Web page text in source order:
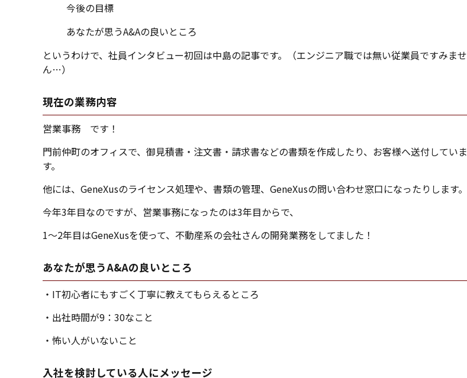
今後の目標
あなたが思うA&Aの良いところ
というわけで、社員インタビュー初回は中島の記事です。（エンジニア職では無い従業員ですみませ
ん…）
現在の業務内容
営業事務 です！
門前仲町のオフィスで、御見積書・注文書・請求書などの書類を作成したり、お客様へ送付していま
す。
他には、GeneXusのライセンス処理や、書類の管理、GeneXusの問い合わせ窓口になったりします。
今年3年目なのですが、営業事務になったのは3年目からで、
1～2年目はGeneXusを使って、不動産系の会社さんの開発業務をしてました！
あなたが思うA&Aの良いところ
・IT初心者にもすごく丁寧に教えてもらえるところ
・出社時間が9：30なこと
・怖い人がいないこと
入社を検討している人にメッセージ